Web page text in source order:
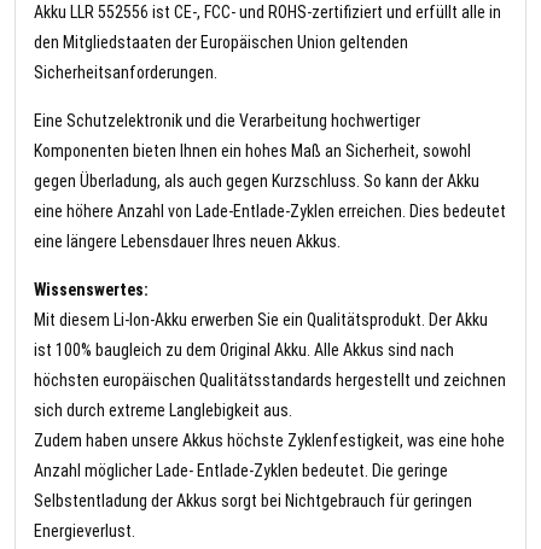
Akku LLR 552556 ist CE-, FCC- und ROHS-zertifiziert und erfüllt alle in
den Mitgliedstaaten der Europäischen Union geltenden
Sicherheitsanforderungen.
Eine Schutzelektronik und die Verarbeitung hochwertiger
Komponenten bieten Ihnen ein hohes Maß an Sicherheit, sowohl
gegen Überladung, als auch gegen Kurzschluss. So kann der Akku
eine höhere Anzahl von Lade-Entlade-Zyklen erreichen. Dies bedeutet
eine längere Lebensdauer Ihres neuen Akkus.
Wissenswertes:
Mit diesem Li-Ion-Akku erwerben Sie ein Qualitätsprodukt. Der Akku
ist 100% baugleich zu dem Original Akku. Alle Akkus sind nach
höchsten europäischen Qualitätsstandards hergestellt und zeichnen
sich durch extreme Langlebigkeit aus.
Zudem haben unsere Akkus höchste Zyklenfestigkeit, was eine hohe
Anzahl möglicher Lade- Entlade-Zyklen bedeutet. Die geringe
Selbstentladung der Akkus sorgt bei Nichtgebrauch für geringen
Energieverlust.